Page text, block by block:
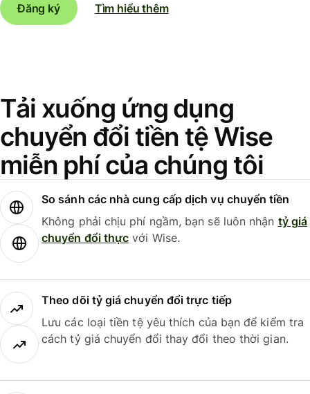
Đăng ký
Tìm hiểu thêm
Tải xuống ứng dụng
chuyển đổi tiền tệ Wise
miễn phí của chúng tôi
So sánh các nhà cung cấp dịch vụ chuyển tiền
Không phải chịu phí ngầm, bạn sẽ luôn nhận tỷ giá
chuyển đổi thực với Wise.
Theo dõi tỷ giá chuyển đổi trực tiếp
Lưu các loại tiền tệ yêu thích của bạn để kiểm tra
cách tỷ giá chuyển đổi thay đổi theo thời gian.